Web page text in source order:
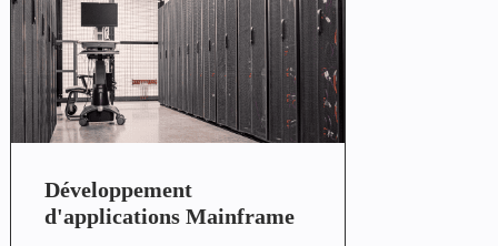
Développement
d'applications Mainframe